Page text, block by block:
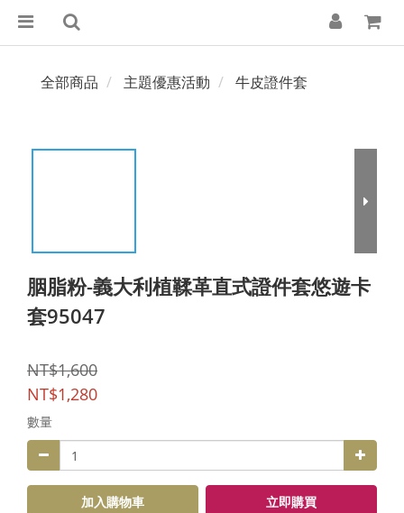
全部商品 主題優惠活動 牛皮證件套
胭脂粉-義大利植鞣革直式證件套悠遊卡
套95047
NT$1,600
NT$1,280
數量
加入購物車 立即購買